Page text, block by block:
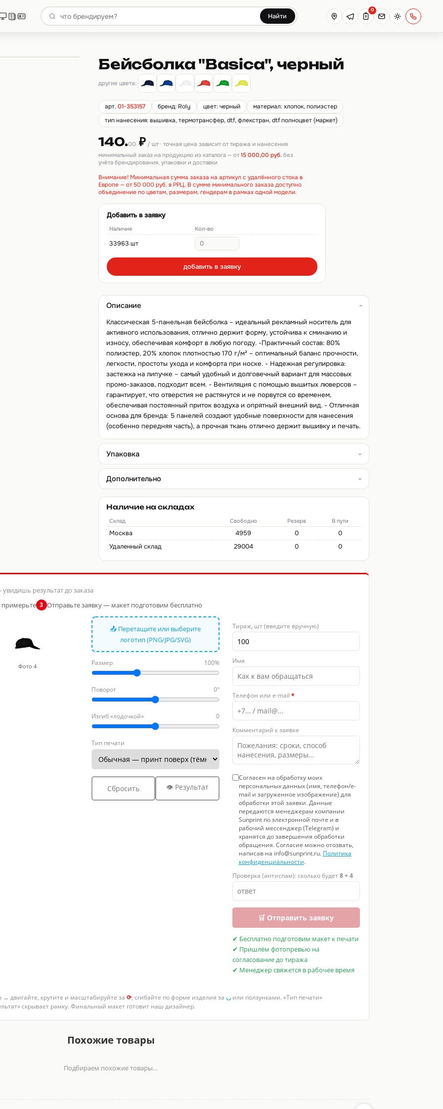
Найти
0
Бейсболка "Basica", черный
другие цвета:
арт.01-353157 бренд: Roly цвет: черный
материал: хлопок, полиэстер
тип нанесения: вышивка, термотрансфер, dtf, флекстран, dtf полноцвет (маркет)
140.00 ₽ / шт · точная цена зависит от тиража и нанесения
минимальный заказ на продукцию из каталога — от15 000,00 руб. без
учёта брендирования, упаковки и доставки
Внимание! Минимальная сумма заказа на артикул с удалённого стока в
Европе — от 50 000 руб. в РРЦ. В сумме минимального заказа доступно
объединение по цветам, размерам, гендерам в рамках одной модели.
Добавить в заявку
Наличие Кол-во
33963 шт
добавить в заявку
Описание
Классическая 5-панельная бейсболка – идеальный рекламный носитель для
активного использования, отлично держит форму, устойчива к сминанию и
износу, обеспечивая комфорт в любую погоду. -Практичный состав: 80%
полиэстер, 20% хлопок плотностью 170 г/м² – оптимальный баланс прочности,
легкости, простоты ухода и комфорта при носке. - Надежная регулировка:
застежка на липучке – самый удобный и долговечный вариант для массовых
промо-заказов, подходит всем. - Вентиляция с помощью вышитых люверсов –
гарантирует, что отверстия не растянутся и не порвутся со временем,
обеспечивая постоянный приток воздуха и опрятный внешний вид. - Отличная
основа для бренда: 5 панелей создают удобные поверхности для нанесения
(особенно передняя часть), а прочная ткань отлично держит вышивку и печать.
Упаковка
Дополнительно
Наличие на складах
Склад Свободно Резерв В пути
Москва 4959 0
0
Удаленный склад
29004 0 0
результат до заказа
примерьте 3 Отправьте заявку — макет подготовим бесплатно
Фото 4
📤 Перетащите или выберите
логотип (PNG/JPG/SVG)
Размер 100%
Поворот 0°
Изгиб «лодочкой» 0
Тип печати
Сбросить 👁 Результат
Тираж, шт (введите вручную)
Имя
Телефон или e-mail *
Комментарий к заявке
Согласен на обработку моих
персональных данных (имя, телефон/e-
mail и загруженное изображение) для
обработки этой заявки. Данные
передаются менеджерам компании
Sunprint по электронной почте и в
рабочий мессенджер (Telegram) и
хранятся до завершения обработки
обращения. Согласие можно отозвать,
написав на info@sunprint.ru. Политика
конфиденциальности.
Проверка (антиспам): сколько будет8 + 4
🛒 Отправить заявку
✔ Бесплатно подготовим макет к печати
✔ Пришлём фотопревью на
согласование до тиража
✔ Менеджер свяжется в рабочее время
→ двигайте, крутите и масштабируйте за ⟳, сгибайте по форме изделия за ◡или ползунками. «Тип печати»
скрывает рамку. Финальный макет готовит наш дизайнер.